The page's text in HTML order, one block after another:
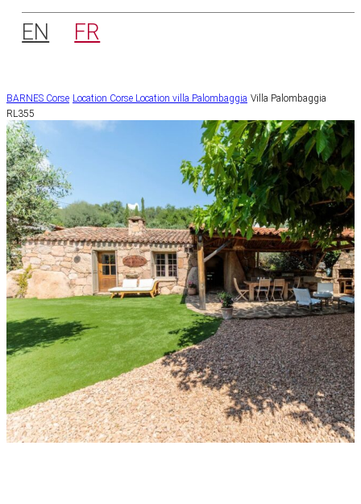
EN FR
BARNES Corse Location Corse Location villa Palombaggia Villa Palombaggia
RL355